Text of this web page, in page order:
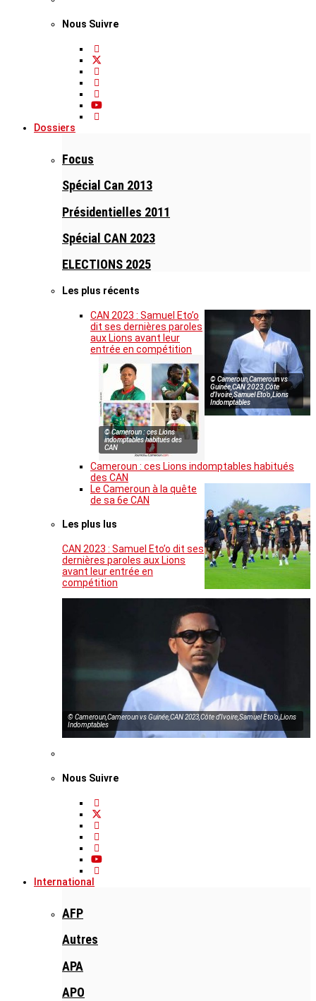
Nous Suivre
Dossiers
Focus
Spécial Can 2013
Présidentielles 2011
Spécial CAN 2023
ELECTIONS 2025
Les plus récents
© Cameroun,Cameroun vs
Guinée,CAN 2023,Côte
d’Ivoire,Samuel Eto’o,Lions
Indomptables
CAN 2023 : Samuel Eto’o
dit ses dernières paroles
aux Lions avant leur
entrée en compétition
© Cameroun : ces Lions
indomptables habitués des
CAN
Cameroun : ces Lions indomptables habitués
des CAN
Le Cameroun à la quête
de sa 6e CAN
Les plus lus
CAN 2023 : Samuel Eto’o dit ses
dernières paroles aux Lions
avant leur entrée en
compétition
© Cameroun,Cameroun vs Guinée,CAN 2023,Côte d’Ivoire,Samuel Eto’o,Lions
Indomptables
Nous Suivre
International
AFP
Autres
APA
APO